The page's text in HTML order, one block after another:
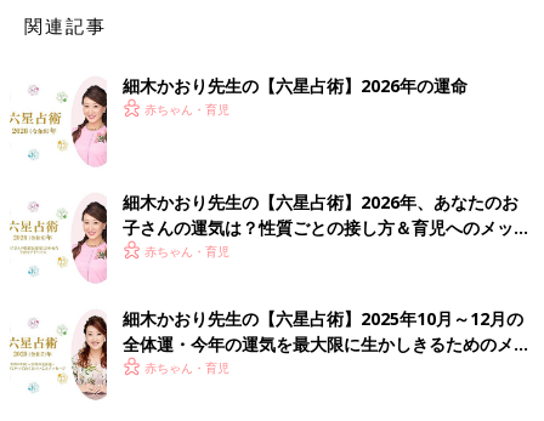
関連記事
細木かおり先生の【六星占術】2026年の運命
赤ちゃん・育児
細木かおり先生の【六星占術】2026年、あなたのお
子さんの運気は？性質ごとの接し方＆育児へのメッセ
ージ赤ちゃん・育児
細木かおり先生の【六星占術】2025年10月～12月の
全体運・今年の運気を最大限に生かしきるためのメッ
セージ
赤ちゃん・育児